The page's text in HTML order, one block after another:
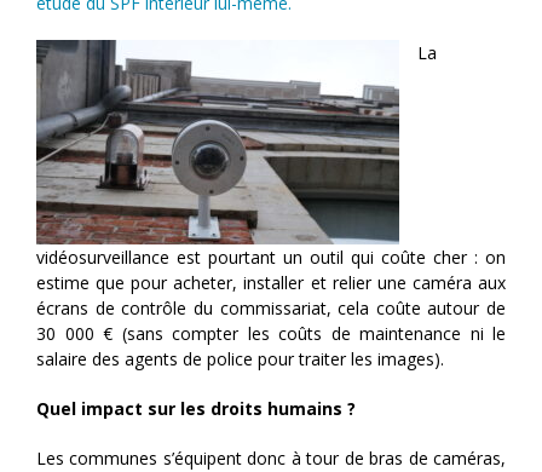
La
vidéosurveillance est pourtant un outil qui coûte cher : on
estime que pour acheter, installer et relier une caméra aux
écrans de contrôle du commissariat, cela coûte autour de
30 000 € (sans compter les coûts de maintenance ni le
salaire des agents de police pour traiter les images).
Quel impact sur les droits humains ?
Les communes s’équipent donc à tour de bras de caméras,